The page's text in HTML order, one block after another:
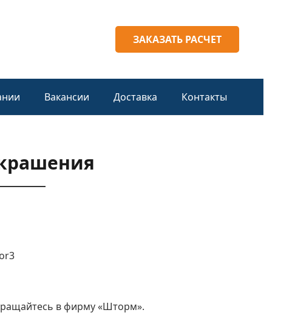
ЗАКАЗАТЬ РАСЧЕТ
Вакансии Доставка Контакты
в фирму «Шторм».